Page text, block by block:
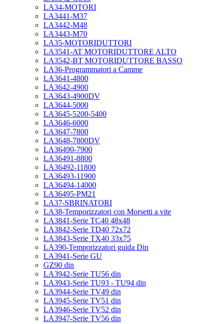
LA34-MOTORI
LA3441-M37
LA3442-M48
LA3443-M70
LA35-MOTORIDUTTORI
LA3541-AT MOTORIDUTTORE ALTO
LA3542-BT MOTORIDUTTORE BASSO
LA36-Programmatori a Camme
LA3641-4800
LA3642-4900
LA3643-4900DV
LA3644-5000
LA3645-5200-5400
LA3646-6000
LA3647-7800
LA3648-7800DV
LA36490-7900
LA36491-8800
LA36492-11800
LA36493-11900
LA36494-14000
LA36495-PM21
LA37-SBRINATORI
LA38-Temporizzatori con Morsetti a vite
LA3841-Serie TC40 48x48
LA3842-Serie TD40 72x72
LA3843-Serie TX40 33x75
LA390-Temporizzatori guida Din
LA3941-Serie GU
GZ90 din
LA3942-Serie TU56 din
LA3943-Serie TU93 - TU94 din
LA3944-Serie TV49 din
LA3945-Serie TV51 din
LA3946-Serie TV52 din
LA3947-Serie TV56 din